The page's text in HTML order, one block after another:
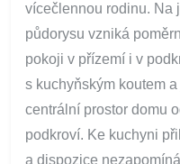
vícečlennou rodinu. Na
půdorysu vzniká
pokoji v přízemí i v
s kuchyňským koutem
centrální prostor domu
podkroví. Ke kuchyni
a dispozice